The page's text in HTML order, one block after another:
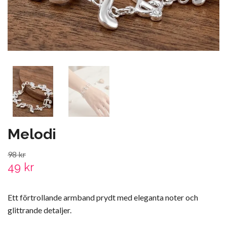
Melodi
98 kr
49 kr
Ett förtrollande armband prydt med eleganta noter och
glittrande detaljer.